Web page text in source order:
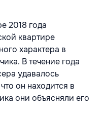
2018 года
квартире
характера в
В течение года
удавалось
он находится в
они объясняли его